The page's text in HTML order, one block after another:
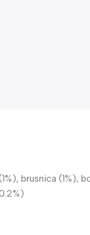
brusnica (1%),